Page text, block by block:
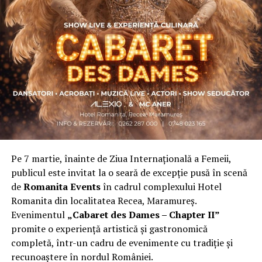
Asociația a fost fondată în 2019, dintr-un context
personal dificil, ca răspuns la întrebări despre
contribuție și sens. A crescut organic și a ajuns astăzi
una dintre cele mai mari comunități de femei
antreprenor din România, cu prezență fizică în mai
multe orașe, inclusiv la Cluj-Napoca.
„Dacă nu eu, atunci cine?”spune clujeancaCarmen
Mihalca, fondatoareaAntreprenoare.ro. Din această
întrebare s-a născut campania.
Cine a ales să fie vizibilă la Cluj
Femeile prezente la evenimentul din Cluj-Napoca
provin din domenii complet diferite. Câteva dintre ele:
Andreea Faur, specialist SEO, spune că a fi vizibilă
înseamnă să te asociezi cu brandul companiei pe care o
reprezinți și să educi publicul țintă. Mesajul ei pentru
Pe 7 martie, înainte de Ziua Internațională a Femeii,
publicul este invitat la o seară de excepție pusă în scenă
deRomanita Eventsîn cadrul complexului Hotel
Romanita din localitatea Recea, Maramureș.
Evenimentul „Cabaret des Dames – Chapter II”
promite o experiență artistică și gastronomică
completă, într-un cadru de evenimente cu tradiție și
recunoaștere în nordul României.